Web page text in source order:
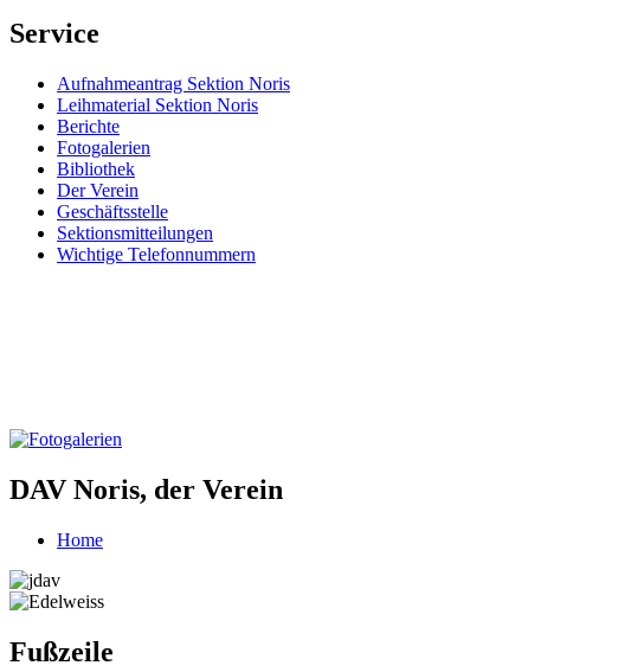
Service
Aufnahmeantrag Sektion Noris
Leihmaterial Sektion Noris
Berichte
Fotogalerien
Bibliothek
Der Verein
Geschäftsstelle
Sektionsmitteilungen
Wichtige Telefonnummern
DAV Noris, der Verein
Home
Fußzeile